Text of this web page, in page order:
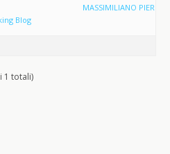
Blog
MASSIMILIANO
1 totali)